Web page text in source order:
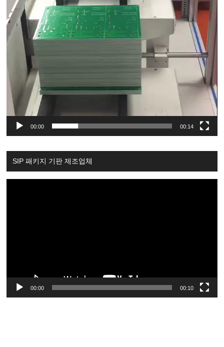
00:00 00:14
SIP 패키지 기판 제조업체
00:00 00:10